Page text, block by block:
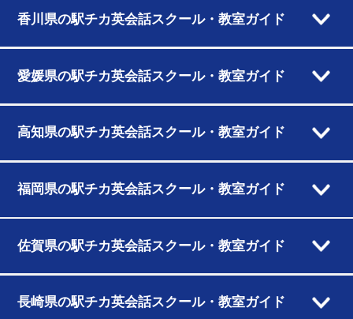
香川県の駅チカ英会話スクール・教室ガイド
愛媛県の駅チカ英会話スクール・教室ガイド
高知県の駅チカ英会話スクール・教室ガイド
福岡県の駅チカ英会話スクール・教室ガイド
佐賀県の駅チカ英会話スクール・教室ガイド
長崎県の駅チカ英会話スクール・教室ガイド